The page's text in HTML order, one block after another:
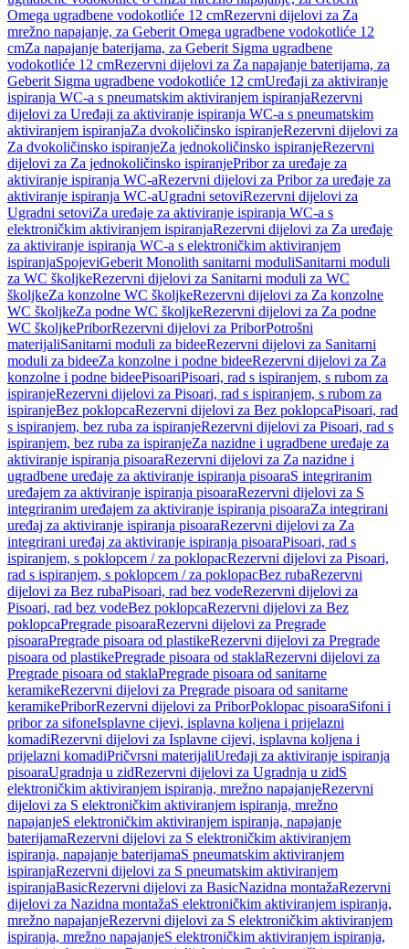
Omega ugradbene vodokotliće 12 cmRezervni dijelovi za Za
mrežno napajanje, za Geberit Omega ugradbene vodokotliće 12
cmZa napajanje baterijama, za Geberit Sigma ugradbene
vodokotliće 12 cmRezervni dijelovi za Za napajanje baterijama, za
Geberit Sigma ugradbene vodokotliće 12 cmUređaji za aktiviranje
ispiranja WC-a s pneumatskim aktiviranjem ispiranjaRezervni
dijelovi za Uređaji za aktiviranje ispiranja WC-a s pneumatskim
aktiviranjem ispiranjaZa dvokoličinsko ispiranjeRezervni dijelovi za
Za dvokoličinsko ispiranjeZa jednokoličinsko ispiranjeRezervni
dijelovi za Za jednokoličinsko ispiranjePribor za uređaje za
aktiviranje ispiranja WC-aRezervni dijelovi za Pribor za uređaje za
aktiviranje ispiranja WC-aUgradni setoviRezervni dijelovi za
Ugradni setoviZa uređaje za aktiviranje ispiranja WC-a s
elektroničkim aktiviranjem ispiranjaRezervni dijelovi za Za uređaje
za aktiviranje ispiranja WC-a s elektroničkim aktiviranjem
ispiranjaSpojeviGeberit Monolith sanitarni moduliSanitarni moduli
za WC školjkeRezervni dijelovi za Sanitarni moduli za WC
školjkeZa konzolne WC školjkeRezervni dijelovi za Za konzolne
WC školjkeZa podne WC školjkeRezervni dijelovi za Za podne
WC školjkePriborRezervni dijelovi za PriborPotrošni
materijaliSanitarni moduli za bideeRezervni dijelovi za Sanitarni
moduli za bideeZa konzolne i podne bideeRezervni dijelovi za Za
konzolne i podne bideePisoariPisoari, rad s ispiranjem, s rubom za
ispiranjeRezervni dijelovi za Pisoari, rad s ispiranjem, s rubom za
ispiranjeBez poklopcaRezervni dijelovi za Bez poklopcaPisoari, rad
s ispiranjem, bez ruba za ispiranjeRezervni dijelovi za Pisoari, rad s
ispiranjem, bez ruba za ispiranjeZa nazidne i ugradbene uređaje za
aktiviranje ispiranja pisoaraRezervni dijelovi za Za nazidne i
ugradbene uređaje za aktiviranje ispiranja pisoaraS integriranim
uređajem za aktiviranje ispiranja pisoaraRezervni dijelovi za S
integriranim uređajem za aktiviranje ispiranja pisoaraZa integrirani
uređaj za aktiviranje ispiranja pisoaraRezervni dijelovi za Za
integrirani uređaj za aktiviranje ispiranja pisoaraPisoari, rad s
ispiranjem, s poklopcem / za poklopacRezervni dijelovi za Pisoari,
rad s ispiranjem, s poklopcem / za poklopacBez rubaRezervni
dijelovi za Bez rubaPisoari, rad bez vodeRezervni dijelovi za
Pisoari, rad bez vodeBez poklopcaRezervni dijelovi za Bez
poklopcaPregrade pisoaraRezervni dijelovi za Pregrade
pisoaraPregrade pisoara od plastikeRezervni dijelovi za Pregrade
pisoara od plastikePregrade pisoara od staklaRezervni dijelovi za
Pregrade pisoara od staklaPregrade pisoara od sanitarne
keramikeRezervni dijelovi za Pregrade pisoara od sanitarne
keramikePriborRezervni dijelovi za PriborPoklopac pisoaraSifoni i
pribor za sifoneIsplavne cijevi, isplavna koljena i prijelazni
komadiRezervni dijelovi za Isplavne cijevi, isplavna koljena i
prijelazni komadiPričvrsni materijaliUređaji za aktiviranje ispiranja
pisoaraUgradnja u zidRezervni dijelovi za Ugradnja u zidS
elektroničkim aktiviranjem ispiranja, mrežno napajanjeRezervni
dijelovi za S elektroničkim aktiviranjem ispiranja, mrežno
napajanjeS elektroničkim aktiviranjem ispiranja, napajanje
baterijamaRezervni dijelovi za S elektroničkim aktiviranjem
ispiranja, napajanje baterijamaS pneumatskim aktiviranjem
ispiranjaRezervni dijelovi za S pneumatskim aktiviranjem
ispiranjaBasicRezervni dijelovi za BasicNazidna montažaRezervni
dijelovi za Nazidna montažaS elektroničkim aktiviranjem ispiranja,
mrežno napajanjeRezervni dijelovi za S elektroničkim aktiviranjem
ispiranja, mrežno napajanjeS elektroničkim aktiviranjem ispiranja,